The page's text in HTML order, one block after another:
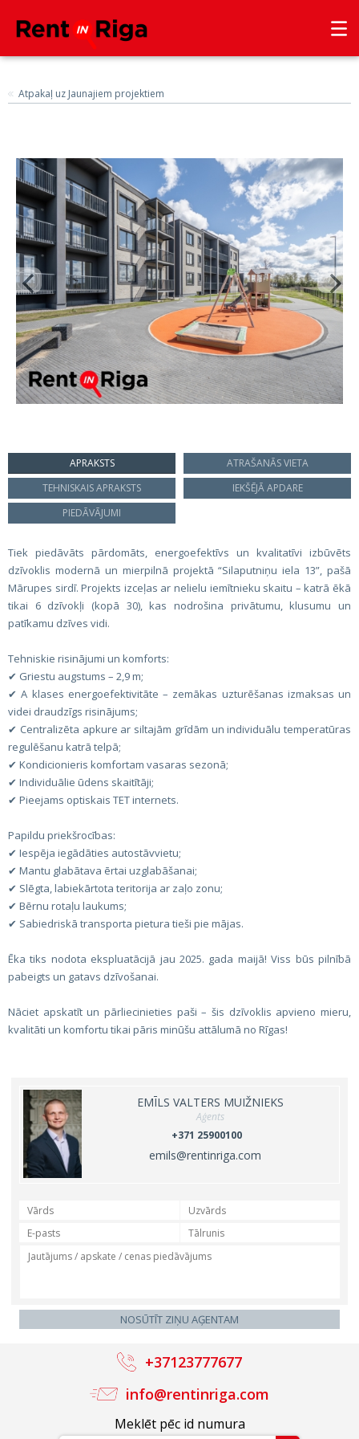
Atpakaļ uz Jaunajiem projektiem
APRAKSTS
ATRAŠANĀS VIETA
TEHNISKAIS APRAKSTS
IEKŠĒJĀ APDARE
PIEDĀVĀJUMI
Tiek piedāvāts pārdomāts, energoefektīvs un kvalitatīvi izbūvēts
dzīvoklis modernā un mierpilnā projektā “Silaputniņu iela 13”, pašā
Mārupes sirdī. Projekts izceļas ar nelielu iemītnieku skaitu – katrā ēkā
tikai 6 dzīvokļi (kopā 30), kas nodrošina privātumu, klusumu un
patīkamu dzīves vidi.
Tehniskie risinājumi un komforts:
✔ Griestu augstums – 2,9 m;
✔ A klases energoefektivitāte – zemākas uzturēšanas izmaksas un
videi draudzīgs risinājums;
✔ Centralizēta apkure ar siltajām grīdām un individuālu temperatūras
regulēšanu katrā telpā;
✔ Kondicionieris komfortam vasaras sezonā;
✔ Individuālie ūdens skaitītāji;
✔ Pieejams optiskais TET internets.
Papildu priekšrocības:
✔ Iespēja iegādāties autostāvvietu;
✔ Mantu glabātava ērtai uzglabāšanai;
✔ Slēgta, labiekārtota teritorija ar zaļo zonu;
✔ Bērnu rotaļu laukums;
✔ Sabiedriskā transporta pietura tieši pie mājas.
Ēka tiks nodota ekspluatācijā jau 2025. gada maijā! Viss būs pilnībā
pabeigts un gatavs dzīvošanai.
Nāciet apskatīt un pārliecinieties paši – šis dzīvoklis apvieno mieru,
kvalitāti un komfortu tikai pāris minūšu attālumā no Rīgas!
EMĪLS VALTERS MUIŽNIEKS
Aģents
+371 25900100
emils@rentinriga.com
Meklēt pēc id numura
info@rentinriga.com
+37123777677